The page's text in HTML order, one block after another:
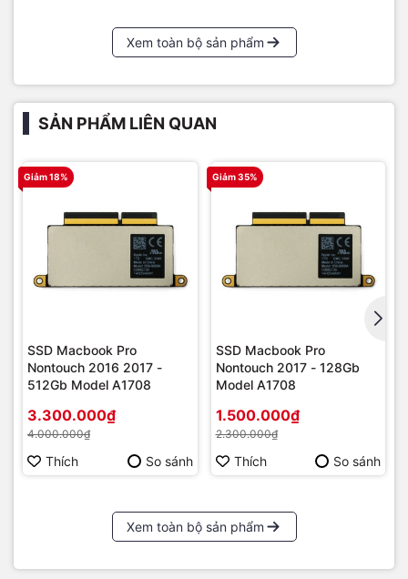
Xem toàn bộ sản phẩm
SẢN PHẨM LIÊN QUAN
Giảm 18%
SSD Macbook Pro
Nontouch 2016 2017 -
512Gb Model A1708
3.300.000₫
4.000.000₫
Thích So sánh
Giảm 35%
SSD Macbook Pro
Nontouch 2017 - 128Gb
Model A1708
1.500.000₫
2.300.000₫
Thích So sánh
Xem toàn bộ sản phẩm